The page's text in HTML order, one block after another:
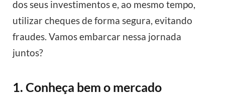
dos seus investimentos e, ao mesmo tempo,
utilizar cheques de forma segura, evitando
fraudes. Vamos embarcar nessa jornada
juntos?
1. Conheça bem o mercado